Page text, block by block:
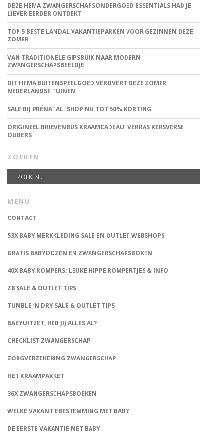
DEZE HEMA ZWANGERSCHAPSONDERGOED ESSENTIALS HAD JE
LIEVER EERDER ONTDEKT
TOP 5 BESTE LANDAL VAKANTIEPARKEN VOOR GEZINNEN DEZE
ZOMER
VAN TRADITIONELE GIPSBUIK NAAR MODERN
ZWANGERSCHAPSBEELDJE
DIT HEMA BUITENSPEELGOED VEROVERT DEZE ZOMER
NEDERLANDSE TUINEN
SALE BIJ PRÉNATAL: SHOP NU TOT 50% KORTING
ORIGINEEL BRIEVENBUS KRAAMCADEAU: VERRAS KERSVERSE
OUDERS
ZOEKEN
MENU
CONTACT
53X BABY MERKKLEDING SALE EN OUTLET WEBSHOPS
GRATIS BABYDOZEN EN ZWANGERSCHAPSBOXEN
40X BABY ROMPERS: LEUKE HIPPE ROMPERTJES & INFO
Z8 SALE & OUTLET TIPS
TUMBLE ‘N DRY SALE & OUTLET TIPS
BABYUITZET, HEB JIJ ALLES AL?
CHECKLIST ZWANGERSCHAP
ZORGVERZEKERING ZWANGERSCHAP
HET KRAAMPAKKET
36X ZWANGERSCHAPSBOEKEN
WELKE VAKANTIEBESTEMMING MET BABY
DE EERSTE VAKANTIE MET BABY